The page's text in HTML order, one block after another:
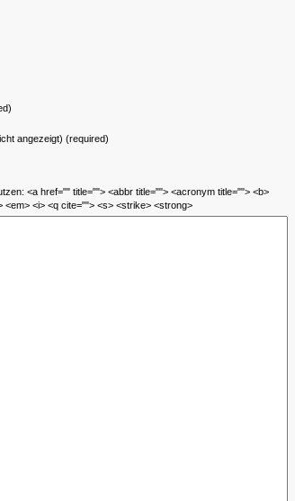
angezeigt) (required)
<a href="" title=""> <abbr title=""> <acronym title=""> <b>
<i> <q cite=""> <s> <strike> <strong>